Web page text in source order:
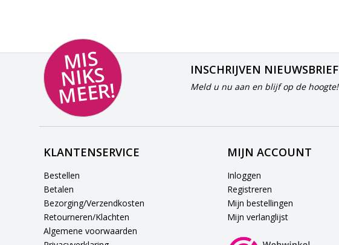
MI
S
NI
K
S
M
E
E
R!
INSCHRIJVEN NIEUWSBRIEF
Meld u nu aan en blijf op de hoogte!
KLANTENSERVICE
Bestellen
Betalen
Bezorging/Verzendkosten
Retourneren/Klachten
Algemene voorwaarden
MIJN ACCOUNT
Inloggen
Registreren
Mijn bestellingen
Mijn verlanglijst